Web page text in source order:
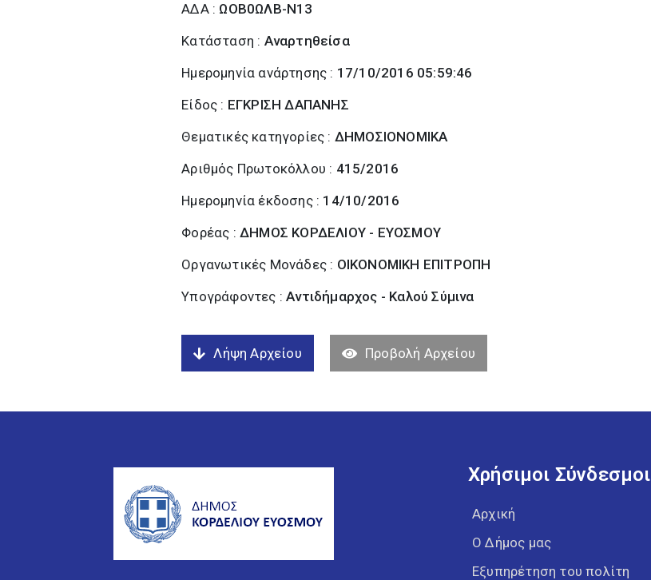
ΑΔΑ : ΩΟΒ0ΩΛΒ-Ν13
Κατάσταση : Αναρτηθείσα
Ημερομηνία ανάρτησης : 17/10/2016 05:59:46
Είδος : ΕΓΚΡΙΣΗ ΔΑΠΑΝΗΣ
Θεματικές κατηγορίες : ΔΗΜΟΣΙΟΝΟΜΙΚΑ
Αριθμός Πρωτοκόλλου : 415/2016
Ημερομηνία έκδοσης : 14/10/2016
Φορέας :ΔΗΜΟΣ ΚΟΡΔΕΛΙΟΥ - ΕΥΟΣΜΟΥ
Οργανωτικές Μονάδες : ΟΙΚΟΝΟΜΙΚΗ ΕΠΙΤΡΟΠΗ
Υπογράφοντες :Αντιδήμαρχος - Καλού Σύµινα
Λήψη Αρχείου Προβολή Αρχείου
Χρήσιμοι Σύνδεσμοι
Αρχική
Ο Δήμος μας
Εξυπηρέτηση του πολίτη